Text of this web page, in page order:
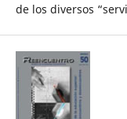
de los diversos